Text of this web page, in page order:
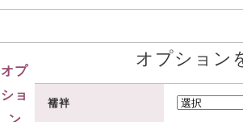
オプション
襦袢
オプ
ショ
ン